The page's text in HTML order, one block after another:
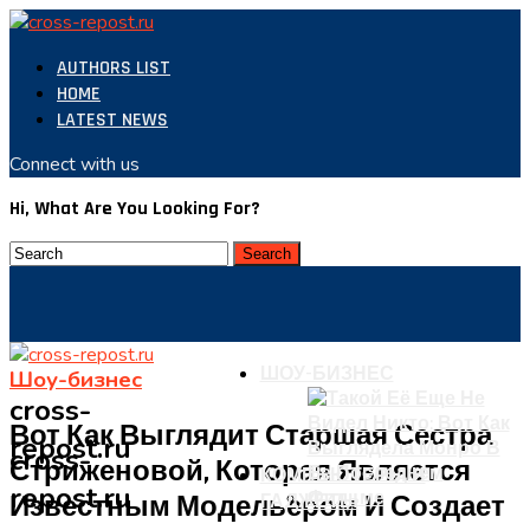
AUTHORS LIST
HOME
LATEST NEWS
Connect with us
Hi, What Are You Looking For?
cross-
repost.ru
cross-
repost.ru
КОМПЬЮТЕРЫ И
ГАДЖЕТЫ
Шоу-бизнес
Вот Как Выглядит Старшая Сестра
Стриженовой, Которая Является
Известным Модельером И Создает